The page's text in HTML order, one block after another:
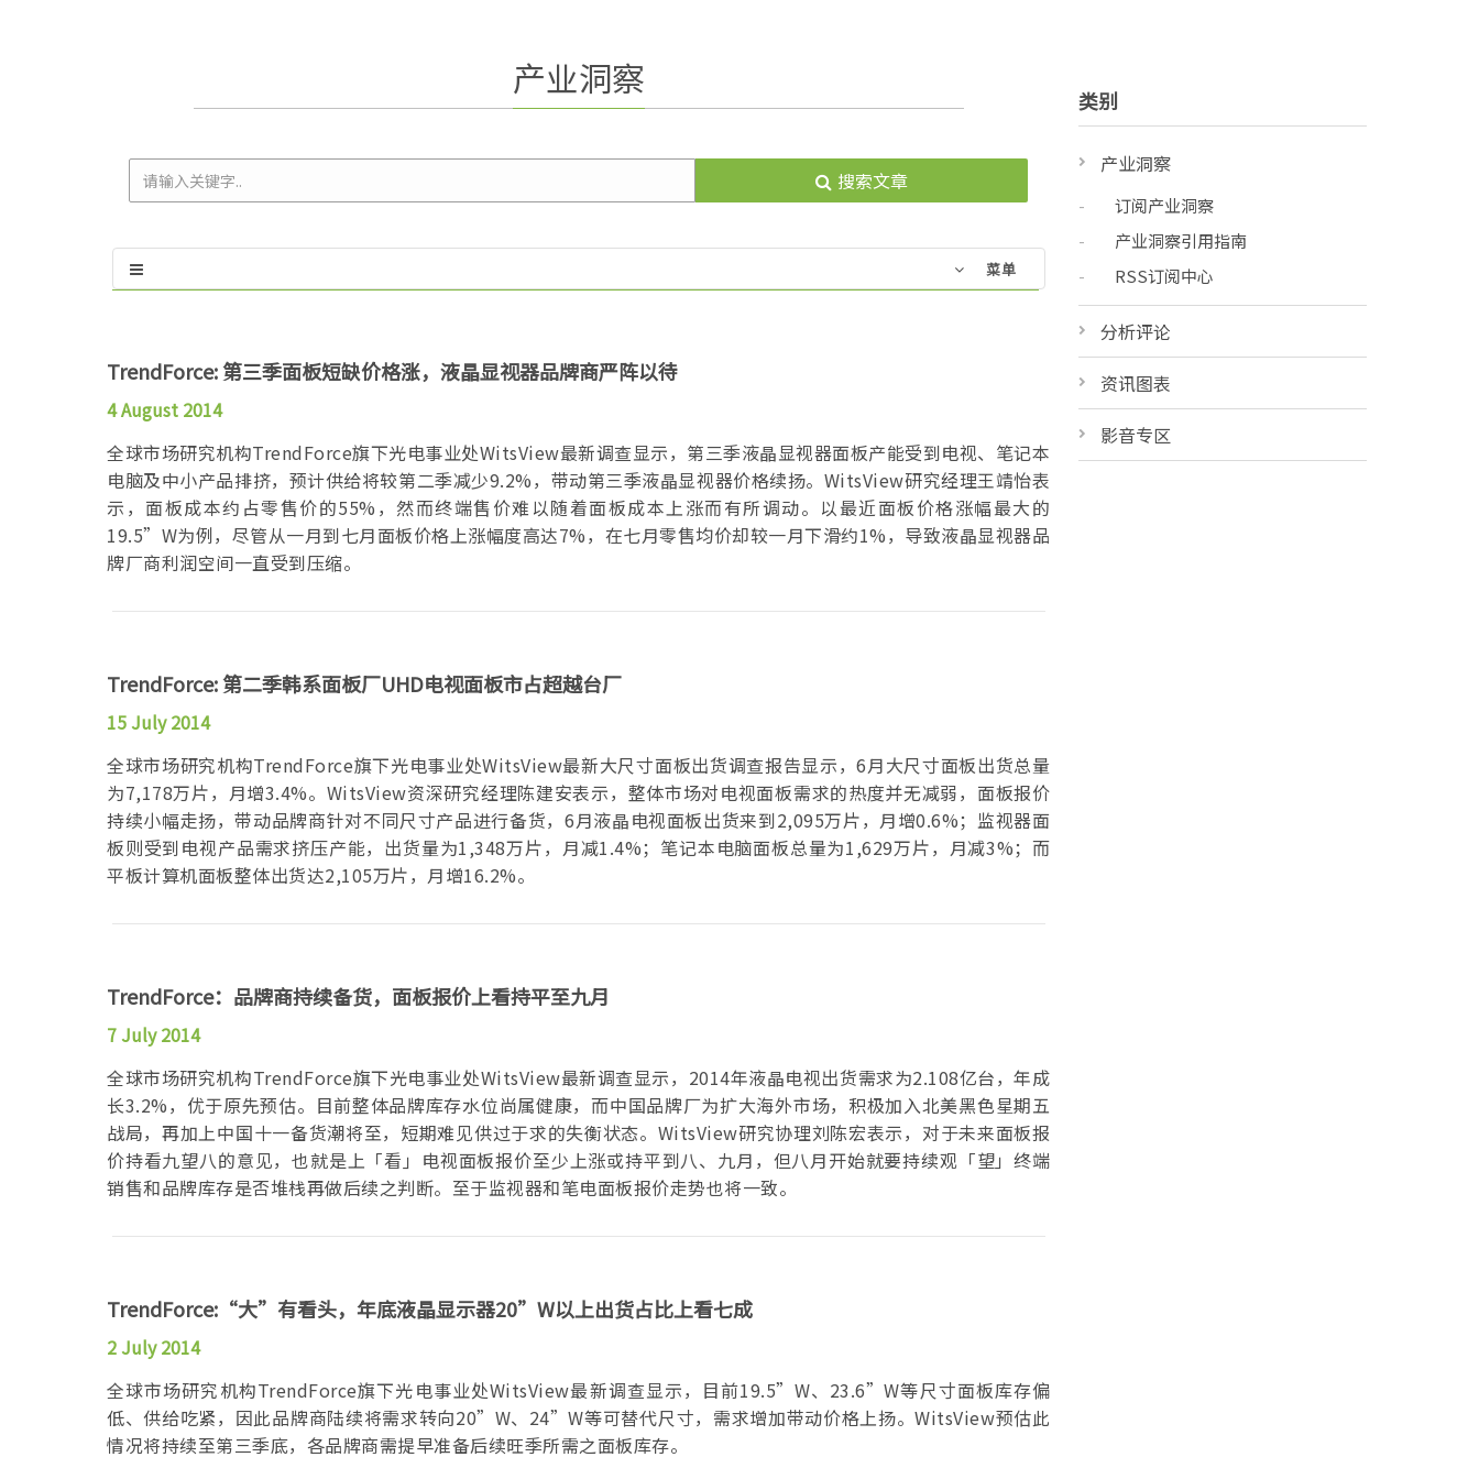
产业洞察
搜索文章
菜单
TrendForce: 第三季面板短缺价格涨，液晶显视器品牌商严阵以待
4 August 2014
全球市场研究机构TrendForce旗下光电事业处WitsView最新调查显示，第三季液晶显视器面板产能受到电视、笔记本
电脑及中小产品排挤，预计供给将较第二季减少9.2%，带动第三季液晶显视器价格续扬。WitsView研究经理王靖怡表
示，面板成本约占零售价的55%，然而终端售价难以随着面板成本上涨而有所调动。以最近面板价格涨幅最大的
19.5”W为例，尽管从一月到七月面板价格上涨幅度高达7%，在七月零售均价却较一月下滑约1%，导致液晶显视器品
牌厂商利润空间一直受到压缩。
TrendForce: 第二季韩系面板厂UHD电视面板市占超越台厂
15 July 2014
全球市场研究机构TrendForce旗下光电事业处WitsView最新大尺寸面板出货调查报告显示，6月大尺寸面板出货总量
为7,178万片，月增3.4%。WitsView资深研究经理陈建安表示，整体市场对电视面板需求的热度并无减弱，面板报价
持续小幅走扬，带动品牌商针对不同尺寸产品进行备货，6月液晶电视面板出货来到2,095万片，月增0.6%；监视器面
板则受到电视产品需求挤压产能，出货量为1,348万片，月减1.4%；笔记本电脑面板总量为1,629万片，月减3%；而
平板计算机面板整体出货达2,105万片，月增16.2%。
TrendForce：品牌商持续备货，面板报价上看持平至九月
7 July 2014
全球市场研究机构TrendForce旗下光电事业处WitsView最新调查显示，2014年液晶电视出货需求为2.108亿台，年成
长3.2%，优于原先预估。目前整体品牌库存水位尚属健康，而中国品牌厂为扩大海外市场，积极加入北美黑色星期五
战局，再加上中国十一备货潮将至，短期难见供过于求的失衡状态。WitsView研究协理刘陈宏表示，对于未来面板报
价持看九望八的意见，也就是上「看」电视面板报价至少上涨或持平到八、九月，但八月开始就要持续观「望」终端
销售和品牌库存是否堆栈再做后续之判断。至于监视器和笔电面板报价走势也将一致。
TrendForce:“大”有看头，年底液晶显示器20”W以上出货占比上看七成
2 July 2014
全球市场研究机构TrendForce旗下光电事业处WitsView最新调查显示，目前19.5”W、23.6”W等尺寸面板库存偏
低、供给吃紧，因此品牌商陆续将需求转向20”W、24”W等可替代尺寸，需求增加带动价格上扬。WitsView预估此
情况将持续至第三季底，各品牌商需提早准备后续旺季所需之面板库存。
类别
产业洞察
订阅产业洞察
产业洞察引用指南
RSS订阅中心
分析评论
资讯图表
影音专区